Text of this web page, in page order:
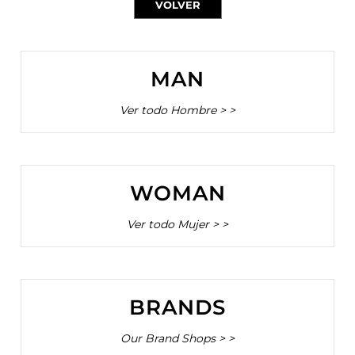
VOLVER
MAN
Ver todo Hombre > >
WOMAN
Ver todo Mujer > >
BRANDS
Our Brand Shops > >
CONFIGURACIÓN DE COOKIES
HABILITAR TODO RECHAZAR TODO
funcione y no se pueden desactivar en nuestros
sistemas. Puede configurar su navegador para bloquear
no funcionarán. Estas cookies no almacenan ninguna